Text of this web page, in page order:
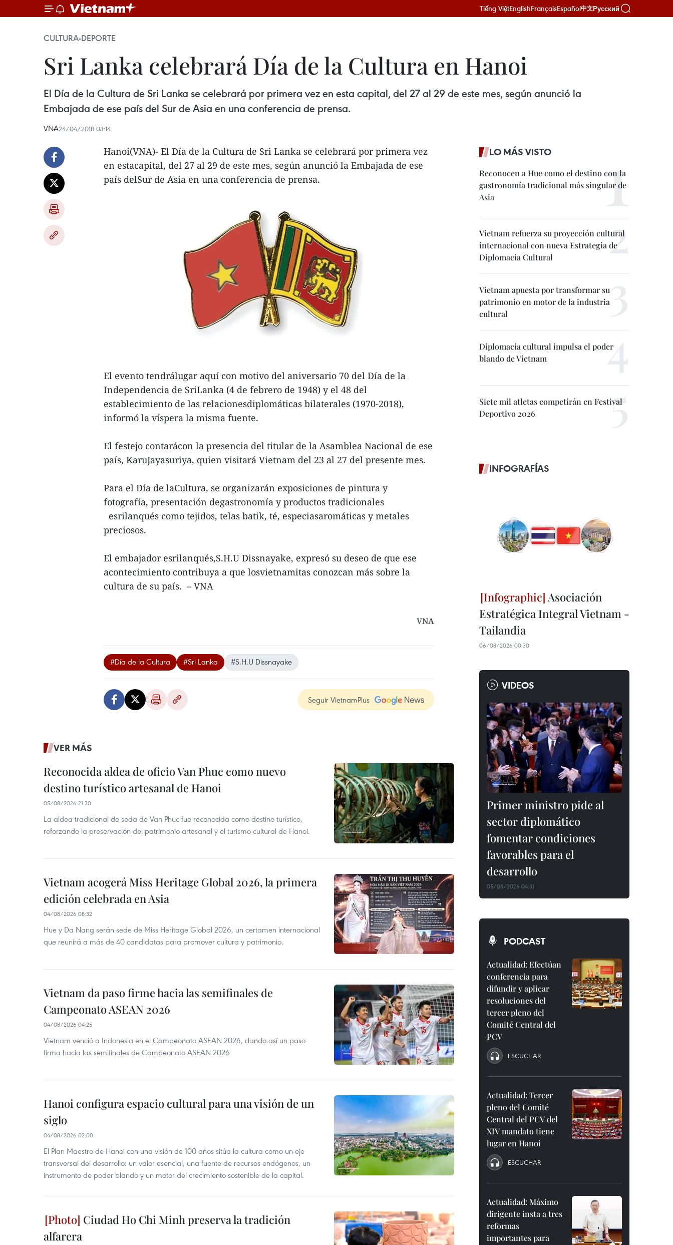
Tiếng ViệtEnglishFrançaisEspañol中文Русский
CULTURA-DEPORTE
Sri Lanka celebrará Día de la Cultura en Hanoi
El Día de la Cultura de Sri Lanka se celebrará por primera vez en esta capital, del 27 al 29 de este mes, según anunció la
Embajada de ese país del Sur de Asia en una conferencia de prensa.
VNA24/04/2018 03:14
Hanoi(VNA)- El Día de la Cultura de Sri Lanka se celebrará por primera vez
en estacapital, del 27 al 29 de este mes, según anunció la Embajada de ese
país delSur de Asia en una conferencia de prensa.
El evento tendrálugar aquí con motivo del aniversario 70 del Día de la
Independencia de SriLanka (4 de febrero de 1948) y el 48 del
establecimiento de las relacionesdiplomáticas bilaterales (1970-2018),
informó la víspera la misma fuente.
El festejo contarácon la presencia del titular de la Asamblea Nacional de ese
país, KaruJayasuriya, quien visitará Vietnam del 23 al 27 del presente mes.
Para el Día de laCultura, se organizarán exposiciones de pintura y
fotografía, presentación degastronomía y productos tradicionales
esrilanqués como tejidos, telas batik, té, especiasaromáticas y metales
preciosos.
El embajador esrilanqués,S.H.U Dissnayake, expresó su deseo de que ese
acontecimiento contribuya a que losvietnamitas conozcan más sobre la
cultura de su país. – VNA
VNA
#Día de la Cultura #Sri Lanka #S.H.U Dissnayake
Seguir VietnamPlus
VER MÁS
Reconocida aldea de oficio Van Phuc como nuevo
destino turístico artesanal de Hanoi
05/08/2026 21:30
La aldea tradicional de seda de Van Phuc fue reconocida como destino turístico,
reforzando la preservación del patrimonio artesanal y el turismo cultural de Hanoi.
Vietnam acogerá Miss Heritage Global 2026, la primera
edición celebrada en Asia
04/08/2026 08:32
Hue y Da Nang serán sede de Miss Heritage Global 2026, un certamen internacional
que reunirá a más de 40 candidatas para promover cultura y patrimonio.
Vietnam da paso firme hacia las semifinales de
Campeonato ASEAN 2026
04/08/2026 04:25
Vietnam venció a Indonesia en el Campeonato ASEAN 2026, dando así un paso
firma hacia las semifinales de Campeonato ASEAN 2026
Hanoi configura espacio cultural para una visión de un
siglo
04/08/2026 02:00
El Plan Maestro de Hanoi con una visión de 100 años sitúa la cultura como un eje
transversal del desarrollo: un valor esencial, una fuente de recursos endógenos, un
instrumento de poder blando y un motor del crecimiento sostenible de la capital.
Ciudad Ho Chi Minh preserva la tradición
alfarera
LO MÁS VISTO
Reconocen a Hue como el destino con la
gastronomía tradicional más singular de
Asia
Vietnam refuerza su proyección cultural
internacional con nueva Estrategia de
Diplomacia Cultural
Vietnam apuesta por transformar su
patrimonio en motor de la industria
cultural
Diplomacia cultural impulsa el poder
blando de Vietnam
Siete mil atletas competirán en Festival
Deportivo 2026
INFOGRAFÍAS
Asociación
Estratégica Integral Vietnam -
Tailandia
06/08/2026 00:30
VIDEOS
Primer ministro pide al
sector diplomático
fomentar condiciones
favorables para el
desarrollo
05/08/2026 04:31
PODCAST
Actualidad: Efectúan
conferencia para
difundir y aplicar
resoluciones del
tercer pleno del
Comité Central del
PCV
ESCUCHAR
Actualidad: Tercer
pleno del Comité
Central del PCV del
XIV mandato tiene
lugar en Hanoi
ESCUCHAR
Actualidad: Máximo
dirigente insta a tres
reformas
importantes para